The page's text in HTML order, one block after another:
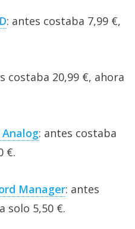
: antes costaba 7,99 €,
costaba 20,99 €, ahora
Analog: antes costaba
€.
Manager: antes
solo 5,50 €.